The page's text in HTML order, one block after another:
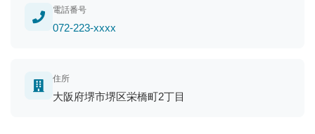
電話番号
072-223-xxxx
住所
大阪府堺市堺区栄橋町2丁目